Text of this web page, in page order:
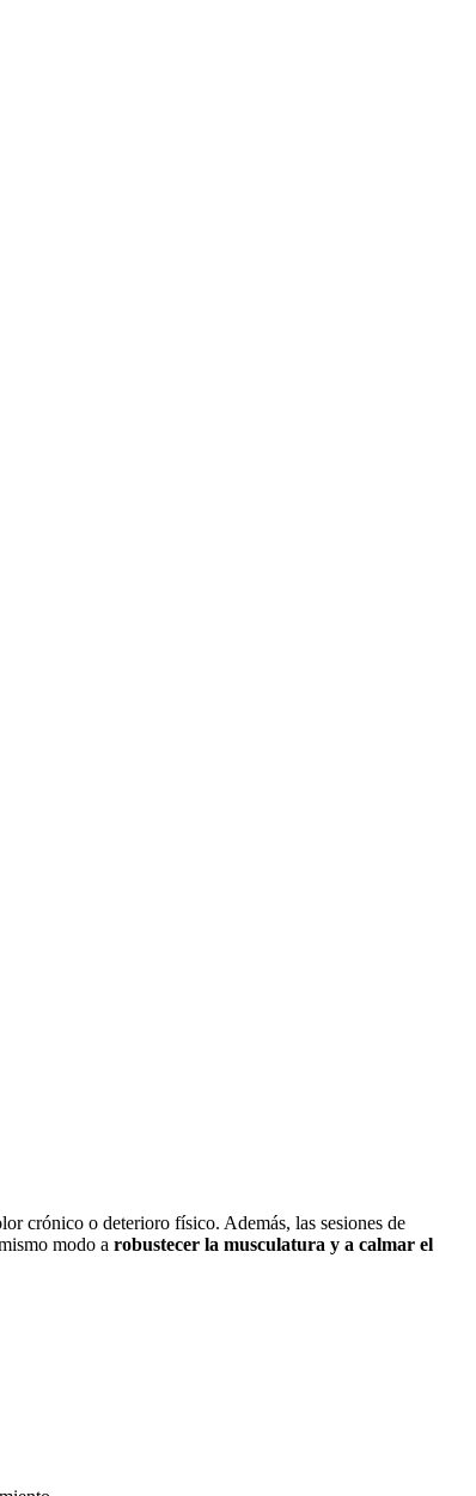
crónico o deterioro físico. Además, las sesiones de
modo a robustecer la musculatura y a calmar el